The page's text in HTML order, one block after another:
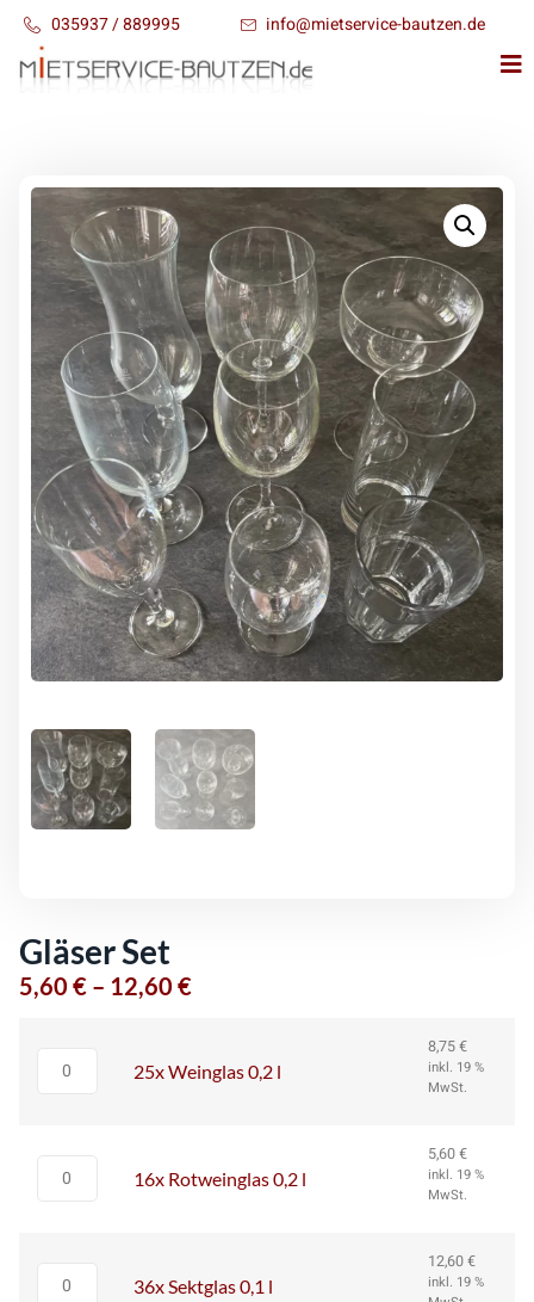
035937 / 889995 info@mietservice-bautzen.de
Gläser Set
5,60 € – 12,60 €
25x Weinglas 0,2 l
8,75€
inkl. 19 %
MwSt.
16x Rotweinglas 0,2 l
5,60€
inkl. 19 %
MwSt.
36x Sektglas 0,1 l
12,60€
inkl. 19 %